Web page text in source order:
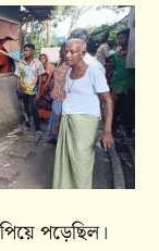
পড়েছিল।